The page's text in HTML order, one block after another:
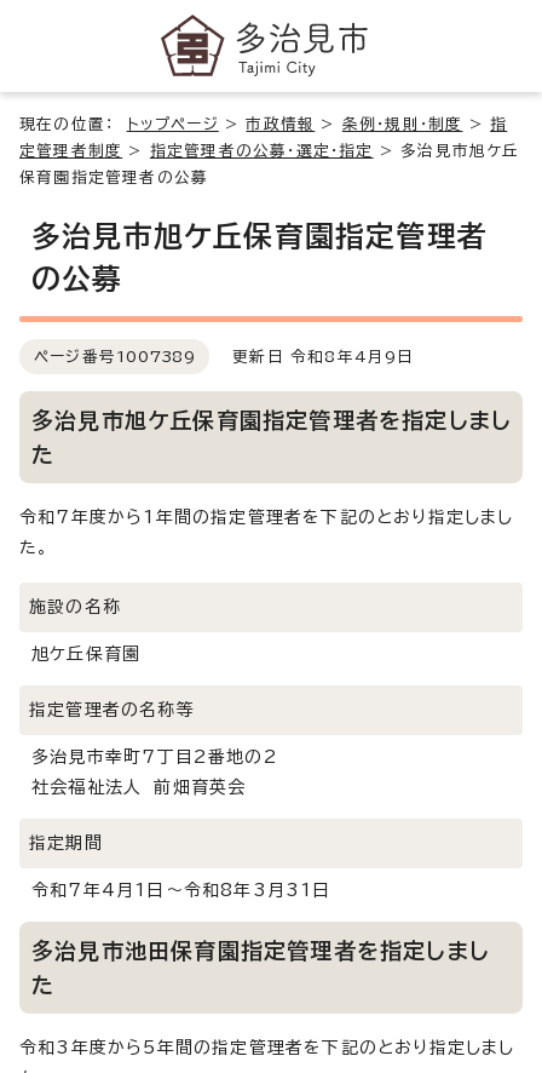
現在の位置： トップページ >市政情報 > 条例・規則・制度 >指
定管理者制度
> 指定管理者の公募・選定・指定 >多治見市旭ケ丘
保育園指定管理者の公募
多治見市旭ケ丘保育園指定管理者
の公募
ページ番号 1007389 更新日 令和8年4月9日
多治見市旭ケ丘保育園指定管理者を指定しまし
た
令和7年度から1年間の指定管理者を下記のとおり指定しまし
た。
施設の名称
旭ケ丘保育園
指定管理者の名称等
多治見市幸町7丁目2番地の2
社会福祉法人 前畑育英会
指定期間
令和7年4月1日～令和8年3月31日
多治見市池田保育園指定管理者を指定しまし
た
令和3年度から5年間の指定管理者を下記のとおり指定しまし